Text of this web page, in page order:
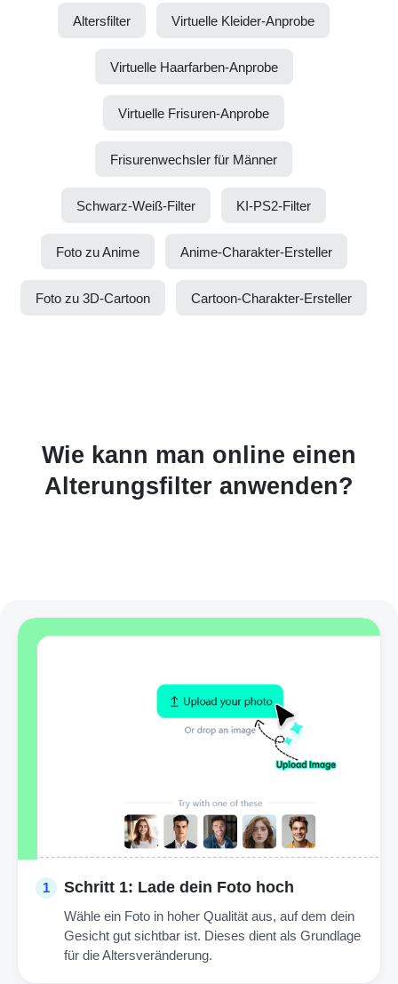
Altersfilter Virtuelle Kleider-Anprobe
Virtuelle Haarfarben-Anprobe
Virtuelle Frisuren-Anprobe
Frisurenwechsler für Männer
Schwarz-Weiß-Filter KI-PS2-Filter
Foto zu Anime Anime-Charakter-Ersteller
Foto zu 3D-Cartoon Cartoon-Charakter-Ersteller
Wie kann man online einen
Alterungsfilter anwenden?
1 Schritt 1: Lade dein Foto hoch
Wähle ein Foto in hoher Qualität aus, auf dem dein
Gesicht gut sichtbar ist. Dieses dient als Grundlage
für die Altersveränderung.